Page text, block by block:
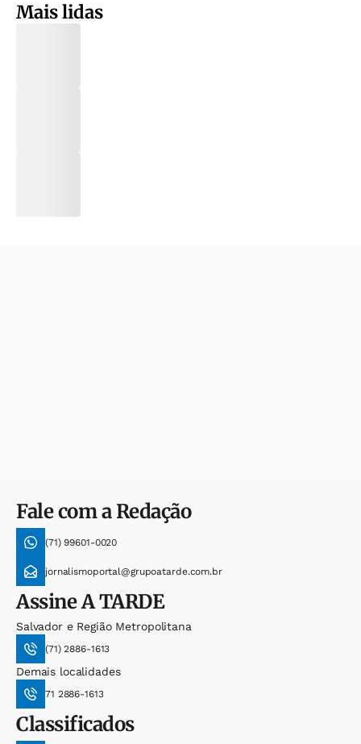
Mais lidas
Fale com a Redação
(71) 99601-0020
jornalismoportal@grupoatarde.com.br
AssineA TARDE
Salvador e Região Metropolitana
(71) 2886-1613
Demais localidades
71 2886-1613
Classificados